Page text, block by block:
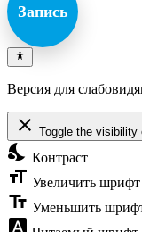
Запись
Версия для
close Toggle the
nights_stay Контраст
format_size Увеличить шрифт
text_fields Уменьшить
font_download